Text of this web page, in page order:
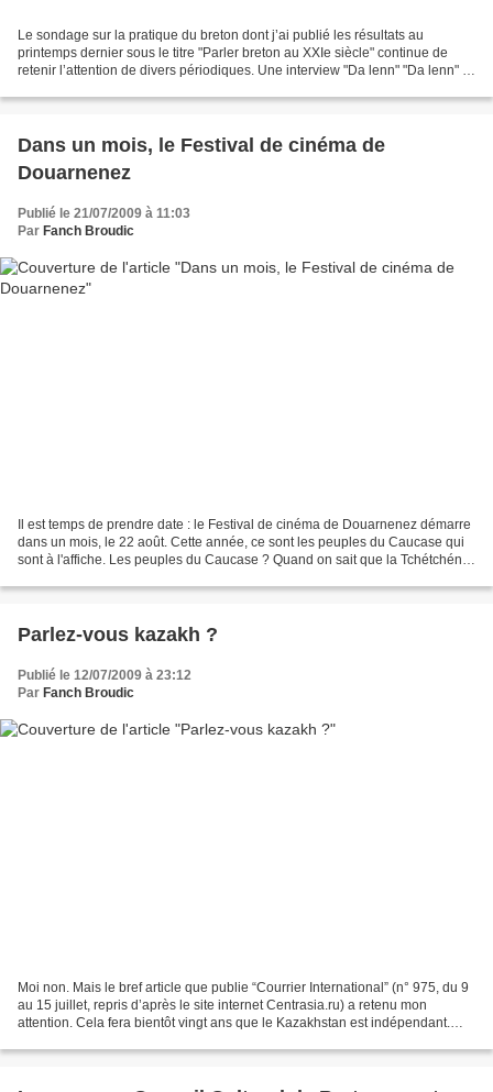
Le sondage sur la pratique du breton dont j’ai publié les résultats au
printemps dernier sous le titre "Parler breton au XXIe siècle" continue de
retenir l’attention de divers périodiques. Une interview "Da lenn" "Da lenn" (=
Dans un mois, le Festival de cinéma de
Douarnenez
Publié le 21/07/2009 à 11:03
Par Fanch Broudic
Il est temps de prendre date : le Festival de cinéma de Douarnenez démarre
dans un mois, le 22 août. Cette année, ce sont les peuples du Caucase qui
sont à l'affiche. Les peuples du Caucase ? Quand on sait que la Tchétchénie
Parlez-vous kazakh ?
Publié le 12/07/2009 à 23:12
Par Fanch Broudic
Moi non. Mais le bref article que publie “Courrier International” (n° 975, du 9
au 15 juillet, repris d’après le site internet Centrasia.ru) a retenu mon
attention. Cela fera bientôt vingt ans que le Kazakhstan est indépendant.